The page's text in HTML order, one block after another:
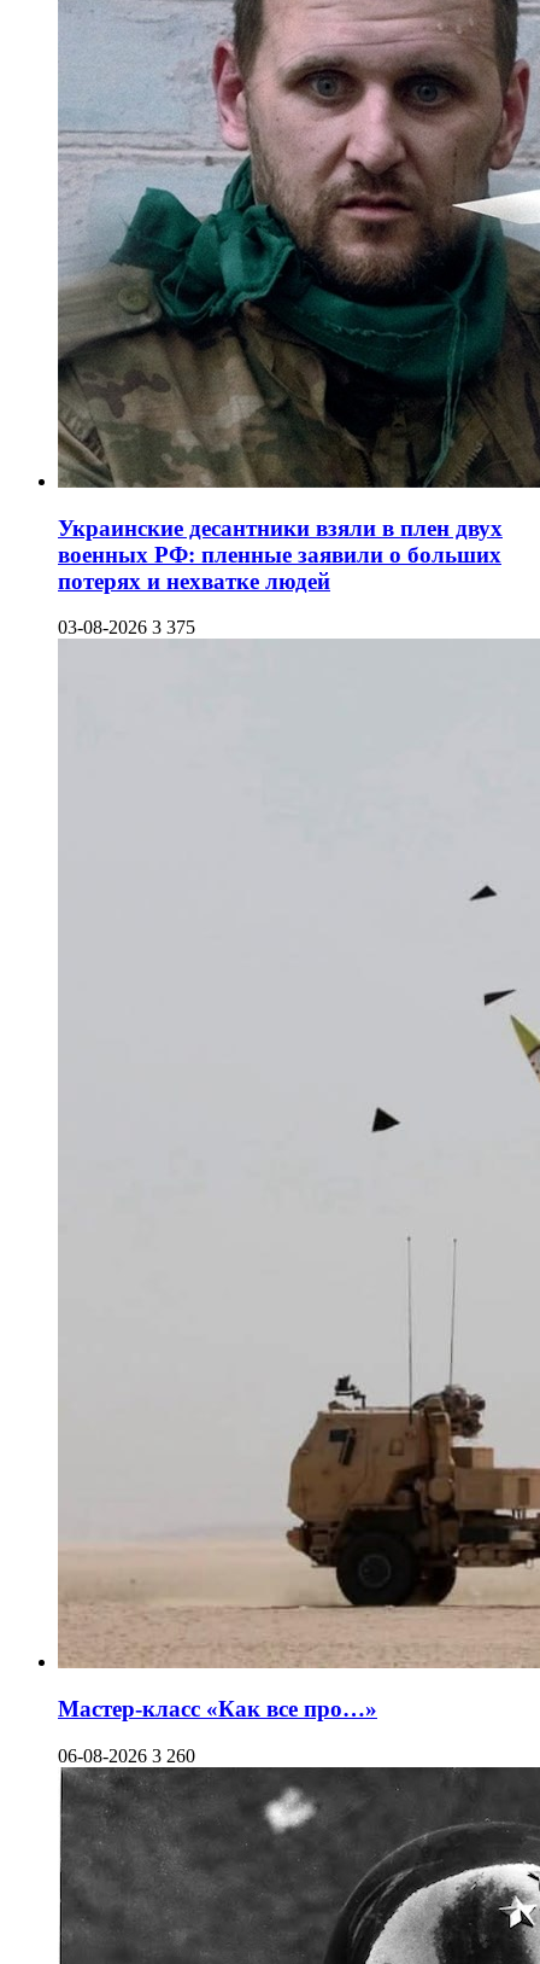
Украинские десантники взяли в плен двух
военных РФ: пленные заявили о больших
потерях и нехватке людей
03-08-2026 3 375
Мастер-класс «Как все про…»
06-08-2026 3 260